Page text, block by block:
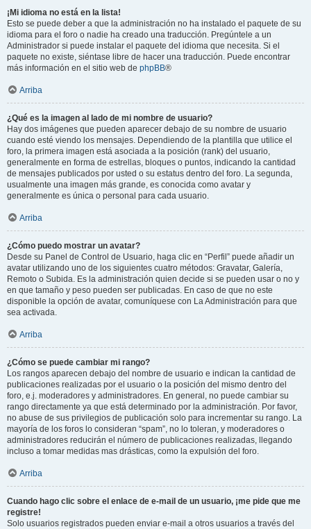
¡Mi idioma no está en la lista!
Esto se puede deber a que la administración no ha instalado el paquete de su
idioma para el foro o nadie ha creado una traducción. Pregúntele a un
Administrador si puede instalar el paquete del idioma que necesita. Si el
paquete no existe, siéntase libre de hacer una traducción. Puede encontrar
más información en el sitio web de phpBB®
Arriba
¿Qué es la imagen al lado de mi nombre de usuario?
Hay dos imágenes que pueden aparecer debajo de su nombre de usuario
cuando esté viendo los mensajes. Dependiendo de la plantilla que utilice el
foro, la primera imagen está asociada a la posición (rank) del usuario,
generalmente en forma de estrellas, bloques o puntos, indicando la cantidad
de mensajes publicados por usted o su estatus dentro del foro. La segunda,
usualmente una imagen más grande, es conocida como avatar y
generalmente es única o personal para cada usuario.
Arriba
¿Cómo puedo mostrar un avatar?
Desde su Panel de Control de Usuario, haga clic en “Perfil” puede añadir un
avatar utilizando uno de los siguientes cuatro métodos: Gravatar, Galería,
Remoto o Subida. Es la administración quien decide si se pueden usar o no y
en que tamaño y peso pueden ser publicadas. En caso de que no este
disponible la opción de avatar, comuníquese con La Administración para que
sea activada.
Arriba
¿Cómo se puede cambiar mi rango?
Los rangos aparecen debajo del nombre de usuario e indican la cantidad de
publicaciones realizadas por el usuario o la posición del mismo dentro del
foro, e.j. moderadores y administradores. En general, no puede cambiar su
rango directamente ya que está determinado por la administración. Por favor,
no abuse de sus privilegios de publicación solo para incrementar su rango. La
mayoría de los foros lo consideran “spam”, no lo toleran, y moderadores o
administradores reducirán el número de publicaciones realizadas, llegando
incluso a tomar medidas mas drásticas, como la expulsión del foro.
Arriba
Cuando hago clic sobre el enlace de e-mail de un usuario, ¡me pide que me
registre!
Solo usuarios registrados pueden enviar e-mail a otros usuarios a través del